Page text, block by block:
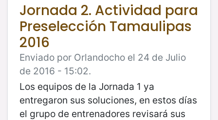
Jornada 2. Actividad para
Preselección Tamaulipas
2016
Enviado por Orlandocho el 24 de Julio
de 2016 - 15:02.
Los equipos de la Jornada 1 ya
entregaron sus soluciones, en estos días
el grupo de entrenadores revisará sus